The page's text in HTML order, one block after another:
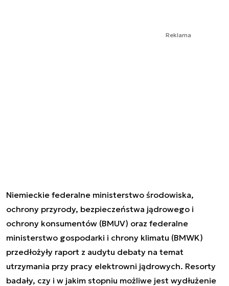
Reklama
Niemieckie federalne ministerstwo środowiska,
ochrony przyrody, bezpieczeństwa jądrowego i
ochrony konsumentów (BMUV) oraz federalne
ministerstwo gospodarki i chrony klimatu (BMWK)
przedłożyły raport z audytu debaty na temat
utrzymania przy pracy elektrowni jądrowych. Resorty
badały, czy i w jakim stopniu możliwe jest wydłużenie